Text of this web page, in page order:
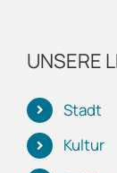
UNSERE
Stadt
Kultur